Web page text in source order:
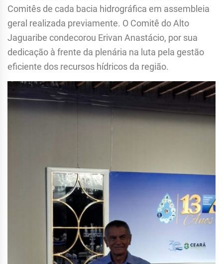
Comitês de cada bacia hidrográfica em assembleia
geral realizada previamente. O Comitê do Alto
Jaguaribe condecorou Erivan Anastácio, por sua
dedicação à frente da plenária na luta pela gestão
eficiente dos recursos hídricos da região.